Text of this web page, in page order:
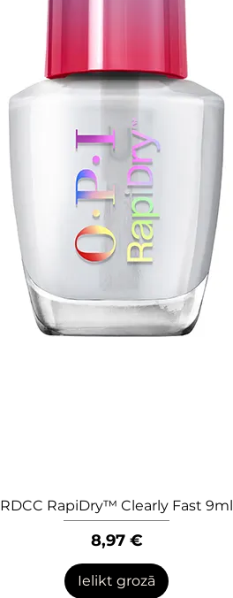
Quick View
RDCC RapiDry™ Clearly Fast 9ml
Price
8,97 €
Ielikt grozā